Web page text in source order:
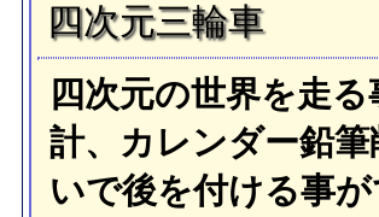
四次元三輪車
四次元の世界を走
計、カレンダー鉛
いで後を付ける事